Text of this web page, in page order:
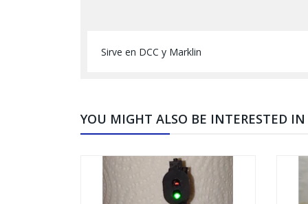
Sirve en DCC y Marklin
YOU MIGHT ALSO BE INTERESTED IN